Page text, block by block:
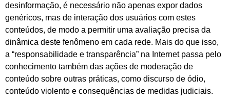
desinformação, é necessário não apenas expor dados
genéricos, mas de interação dos usuários com estes
conteúdos, de modo a permitir uma avaliação precisa da
dinâmica deste fenômeno em cada rede. Mais do que isso,
a “responsabilidade e transparência” na Internet passa pelo
conhecimento também das ações de moderação de
conteúdo sobre outras práticas, como discurso de ódio,
conteúdo violento e consequências de medidas judiciais.